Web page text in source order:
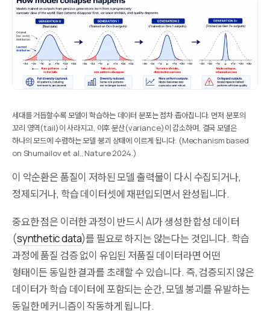
세대를 거듭할수록 모델이 학습하는 데이터 분포는 점차 좁아집니다. 먼저 분포의
꼬리 영역(tail)이 사라지고, 이후 분산(variance)이 감소하며, 결국 모델은
하나의 모드에 수렴하는 모델 붕괴 상태에 이르게 됩니다. (Mechanism based
on Shumailov et al., Nature 2024.)
이 악순환은 품질이 저하된 모델 출력물이 다시 수집되거나,
정제되거나, 학습 데이터셋에 재편입되면서 완성됩니다.
중요한 점은 이러한 과정이 반드시 AI가 생성한 합성 데이터
(synthetic data)를 필요로 하지는 않는다는 것입니다. 학습
과정에 품질 검증 없이 유입된 저품질 데이터라면 어떤
형태이든 동일한 결과를 초래할 수 있습니다. 즉, 검증되지 않은
데이터가 학습 데이터에 포함되는 순간, 모델 붕괴를 유발하는
동일한 메커니즘이 작동하게 됩니다.